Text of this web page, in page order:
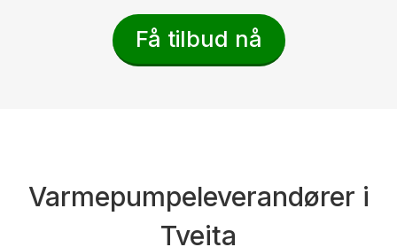
Få tilbud nå
Varmepumpeleverandører i
Tveita